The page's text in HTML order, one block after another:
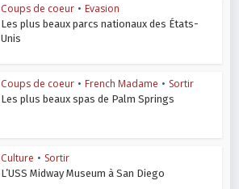
Coups de coeur • Evasion
Les plus beaux parcs nationaux des États-
Unis
Coups de coeur • French Madame • Sortir
Les plus beaux spas de Palm Springs
Culture • Sortir
L’USS Midway Museum à San Diego